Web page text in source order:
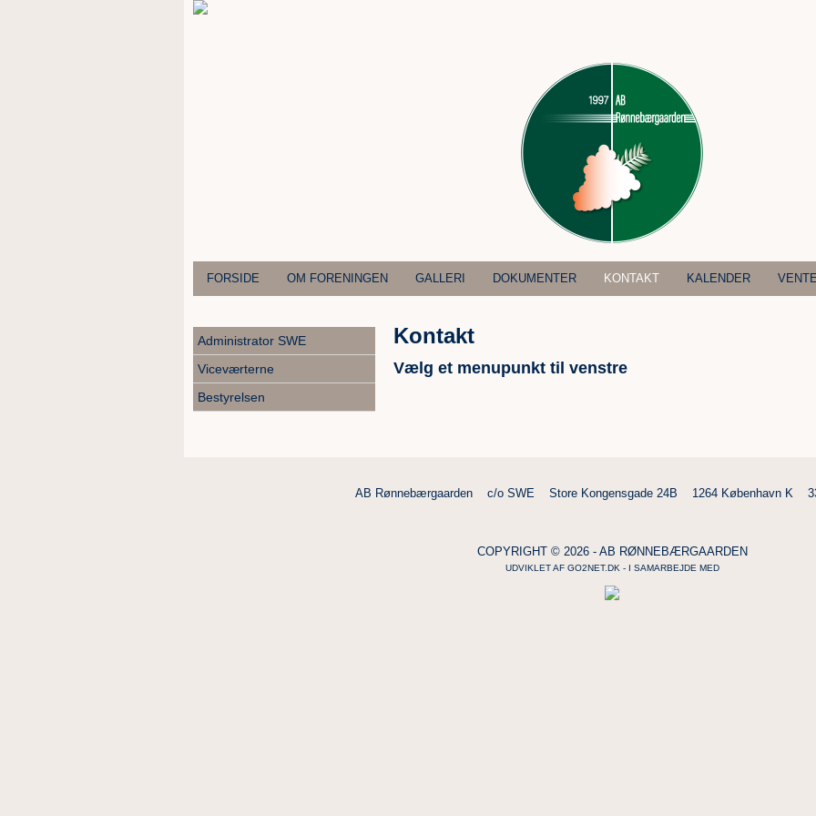
FORSIDE OM FORENINGEN GALLERI DOKUMENTER KONTAKT KALENDER
Administrator SWE
Viceværterne
Bestyrelsen
Kontakt
Vælg et menupunkt til venstre
AB Rønnebærgaarden c/o SWE Store Kongensgade 24B 1264 København K
COPYRIGHT © 2026 - AB RØNNEBÆRGAARDEN
UDVIKLET AF GO2NET.DK - I SAMARBEJDE MED